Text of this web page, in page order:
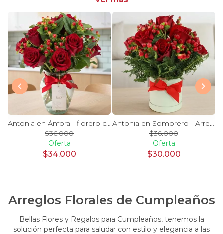
Antonia en Ánfora - florero con 9 rosas rojo e hypericum
$36.000
Oferta
$34.000
Antonia en Sombrero - Arreglo 9 rosas rojo e hypericum
$36.000
Oferta
$30.000
Arreglos Florales de Cumpleaños
Bellas Flores y Regalos para Cumpleaños, tenemos la
solución perfecta para saludar con estilo y elegancia a las